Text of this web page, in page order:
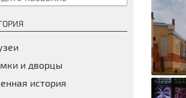
и дворцы
история